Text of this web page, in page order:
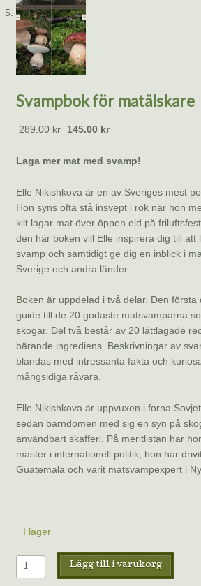
Svampbok för matälskare
289.00 kr 145.00 kr
Laga mer mat med svamp!
Elle Nikishkova är en av Sveriges mest
Hon syns ofta stå insvept i rök när hon
kilt lagar mat över öppen eld på
den här boken vill Elle inspirera dig till att
svamp och samtidigt ge dig en inblick i
Sverige och andra länder.
Boken är uppdelad i två delar. Den
guide till de 20 godaste matsvamparna
skogar. Del två består av 20 lättlagade
bärande ingrediens. Beskrivningar av
blandas med intressanta fakta och
mångsidiga råvara.
Elle Nikishkova är uppvuxen i forna
sedan barndomen med sig en syn på
användbart skafferi. På meritlistan har
master i internationell politik, hon har
Guatemala och varit matsvampexpert i
I lager
Svampbok
för
Lägg till i varukorg